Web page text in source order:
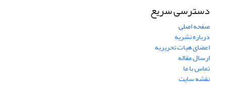
دسترسی سریع
صفحه اصلی
درباره نشریه
اعضای هیات تحریریه
ارسال مقاله
تماس با ما
نقشه سایت